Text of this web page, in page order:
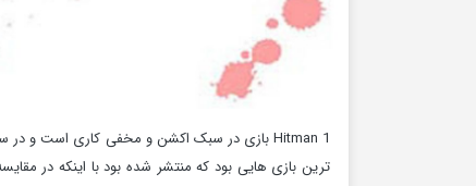
ترین بازی هایی بود که منتشر شده بود با اینکه در